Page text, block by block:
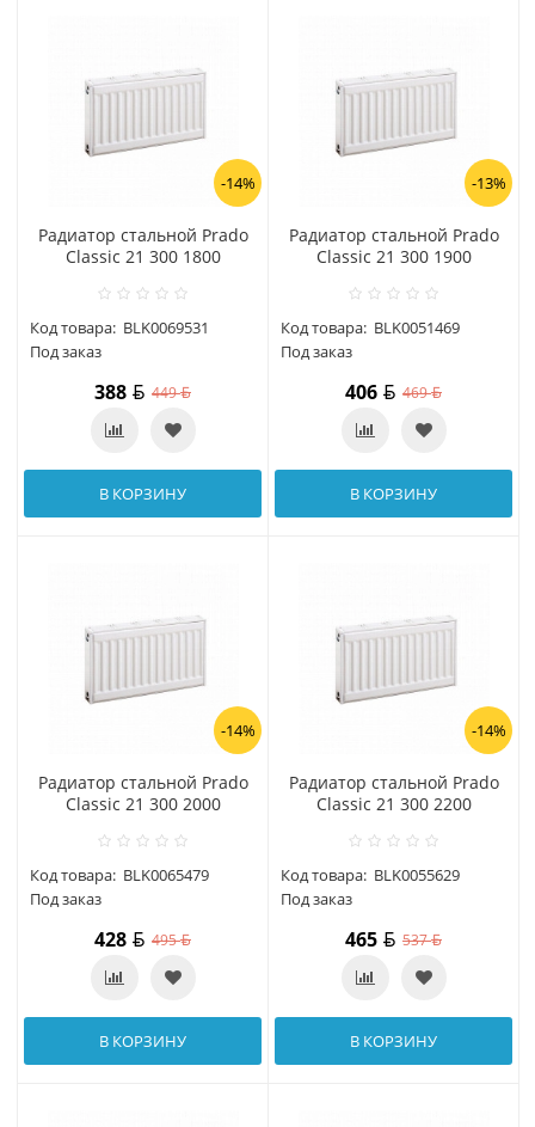
-14%
Радиатор стальной Prado
Classic 21 300 1800
Код товара: BLK0069531
Под заказ
388 449
В КОРЗИНУ
-13%
Радиатор стальной Prado
Classic 21 300 1900
Код товара: BLK0051469
Под заказ
406 469
В КОРЗИНУ
-14%
Радиатор стальной Prado
Classic 21 300 2000
Код товара: BLK0065479
Под заказ
428 495
В КОРЗИНУ
-14%
Радиатор стальной Prado
Classic 21 300 2200
Код товара: BLK0055629
Под заказ
465 537
В КОРЗИНУ